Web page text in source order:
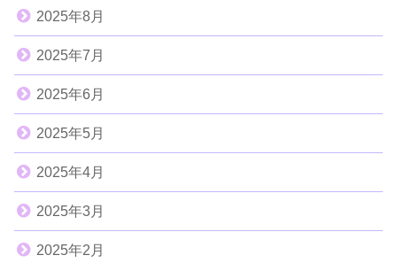
2025年8月
2025年7月
2025年6月
2025年5月
2025年4月
2025年3月
2025年2月